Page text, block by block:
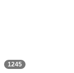
1245